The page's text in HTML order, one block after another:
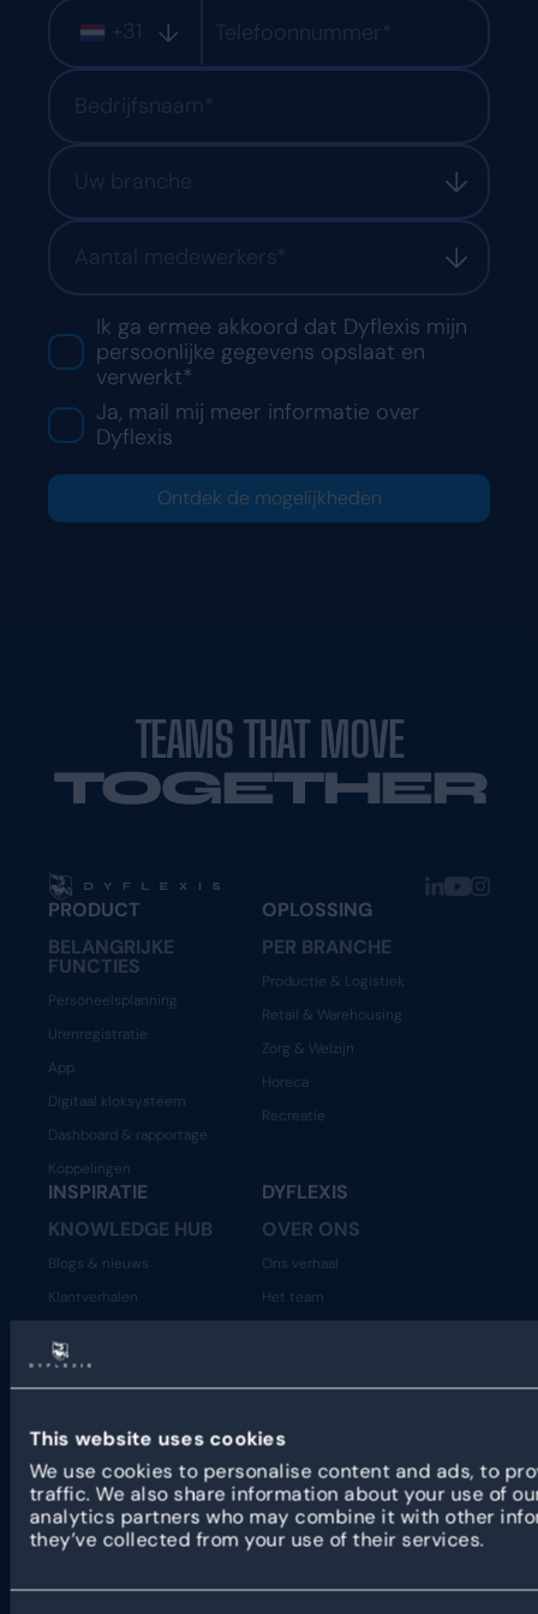
This website uses cookies
We use cookies to personalise content and ads, to
traffic. We also share information about your use of
analytics partners who may combine it with other
they’ve collected from your use of their services.
+31
Uw branche
Aantal medewerkers*
Ik ga ermee akkoord dat Dyflexis mijn
persoonlijke gegevens opslaat en
verwerkt*
Ja, mail mij meer informatie over
Dyflexis
Ontdek de mogelijkheden
TEAMS THAT MOVE
TOGETHER
PRODUCT
BELANGRIJKE
FUNCTIES
Personeelsplanning
Urenregistratie
App
Digitaal kloksysteem
Dashboard & rapportage
Koppelingen
OPLOSSING
PER BRANCHE
Productie & Logistiek
Retail & Warehousing
Zorg & Welzijn
Horeca
Recreatie
INSPIRATIE
KNOWLEDGE HUB
Blogs & nieuws
Klantverhalen
DYFLEXIS
OVER ONS
Ons verhaal
Het team
Open API
PARTNERS
Programma
Partner verhalen
Partner portaal